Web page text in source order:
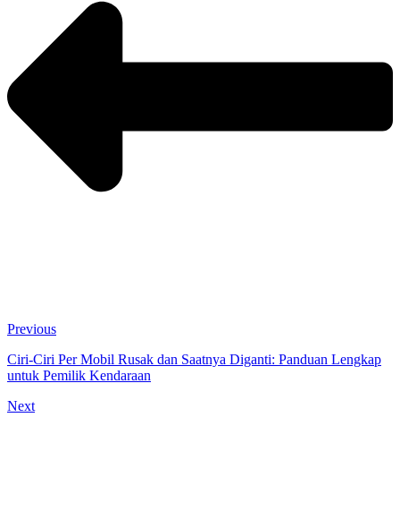
Previous
Ciri-Ciri Per Mobil Rusak dan Saatnya Diganti: Panduan Lengkap
untuk Pemilik Kendaraan
Next